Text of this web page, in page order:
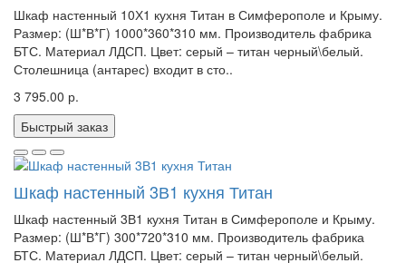
Шкаф настенный 10Х1 кухня Титан в Симферополе и Крыму.
Размер: (Ш*В*Г) 1000*360*310 мм. Производитель фабрика
БТС. Материал ЛДСП. Цвет: серый – титан черный\белый.
Столешница (антарес) входит в сто..
3 795.00 р.
Быстрый заказ
Шкаф настенный 3В1 кухня Титан
Шкаф настенный 3В1 кухня Титан в Симферополе и Крыму.
Размер: (Ш*В*Г) 300*720*310 мм. Производитель фабрика
БТС. Материал ЛДСП. Цвет: серый – титан черный\белый.